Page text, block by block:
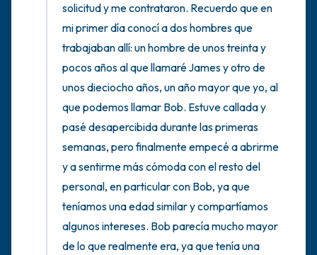
solicitud y me contrataron. Recuerdo que en
mi primer día conocí a dos hombres que
trabajaban allí: un hombre de unos treinta y
pocos años al que llamaré James y otro de
unos dieciocho años, un año mayor que yo, al
que podemos llamar Bob. Estuve callada y
pasé desapercibida durante las primeras
semanas, pero finalmente empecé a abrirme
y a sentirme más cómoda con el resto del
personal, en particular con Bob, ya que
teníamos una edad similar y compartíamos
algunos intereses. Bob parecía mucho mayor
de lo que realmente era, ya que tenía una